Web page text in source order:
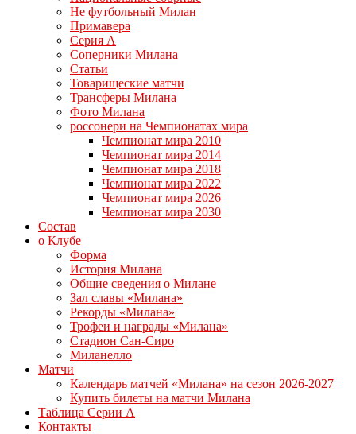
Не футбольный Милан
Примавера
Серия А
Соперники Милана
Статьи
Товарищеские матчи
Трансферы Милана
Фото Милана
россонери на Чемпионатах мира
Чемпионат мира 2010
Чемпионат мира 2014
Чемпионат мира 2018
Чемпионат мира 2022
Чемпионат мира 2026
Чемпионат мира 2030
Состав
о Клубе
Форма
История Милана
Общие сведения о Милане
Зал славы «Милана»
Рекорды «Милана»
Трофеи и награды «Милана»
Стадион Сан-Сиро
Миланелло
Матчи
Календарь матчей «Милана» на сезон 2026-2027
Купить билеты на матчи Милана
Таблица Серии А
Контакты